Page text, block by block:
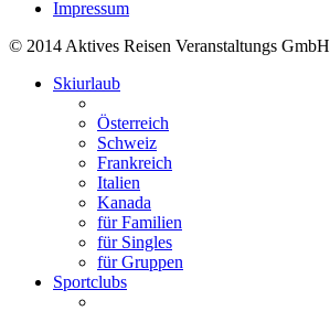
Impressum
© 2014 Aktives Reisen Veranstaltungs GmbH
Skiurlaub
Österreich
Schweiz
Frankreich
Italien
Kanada
für Familien
für Singles
für Gruppen
Sportclubs